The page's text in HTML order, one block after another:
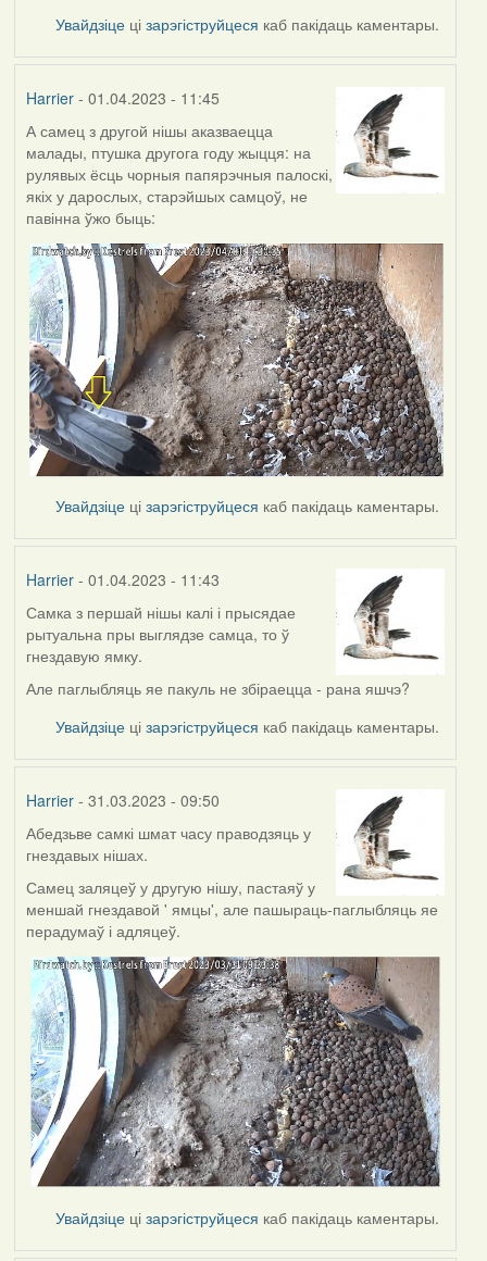
Увайдзіце цізарэгіструйцеся каб пакідаць каментары.
Harrier- 01.04.2023 - 11:45
А самец з другой нішы аказваецца
малады, птушка другога году жыцця: на
рулявых ёсць чорныя папярэчныя палоскі,
якіх у дарослых, старэйшых самцоў, не
павінна ўжо быць:
Увайдзіце цізарэгіструйцеся каб пакідаць каментары.
Harrier- 01.04.2023 - 11:43
Самка з першай нішы калі і прысядае
рытуальна пры выглядзе самца, то ў
гнездавую ямку.
Але паглыбляць яе пакуль не збіраецца - рана яшчэ?
Увайдзіце цізарэгіструйцеся каб пакідаць каментары.
Harrier- 31.03.2023 - 09:50
Абедзьве самкі шмат часу праводзяць у
гнездавых нішах.
Самец заляцеў у другую нішу, пастаяў у
меншай гнездавой ' ямцы', але пашыраць-паглыбляць яе
перадумаў і адляцеў.
Увайдзіце цізарэгіструйцеся каб пакідаць каментары.